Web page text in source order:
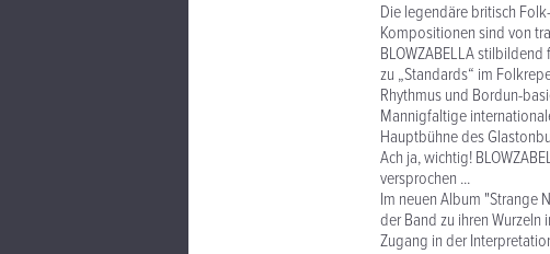
Die legendäre britisch
Kompositionen sind von
BLOWZABELLA
zu „Standards“ im
Rhythmus und Bordun-
Mannigfaltige
Hauptbühne des
Ach ja, wichtig!
versprochen ...
Im neuen Album "Strange
der Band zu ihren
Zugang in der